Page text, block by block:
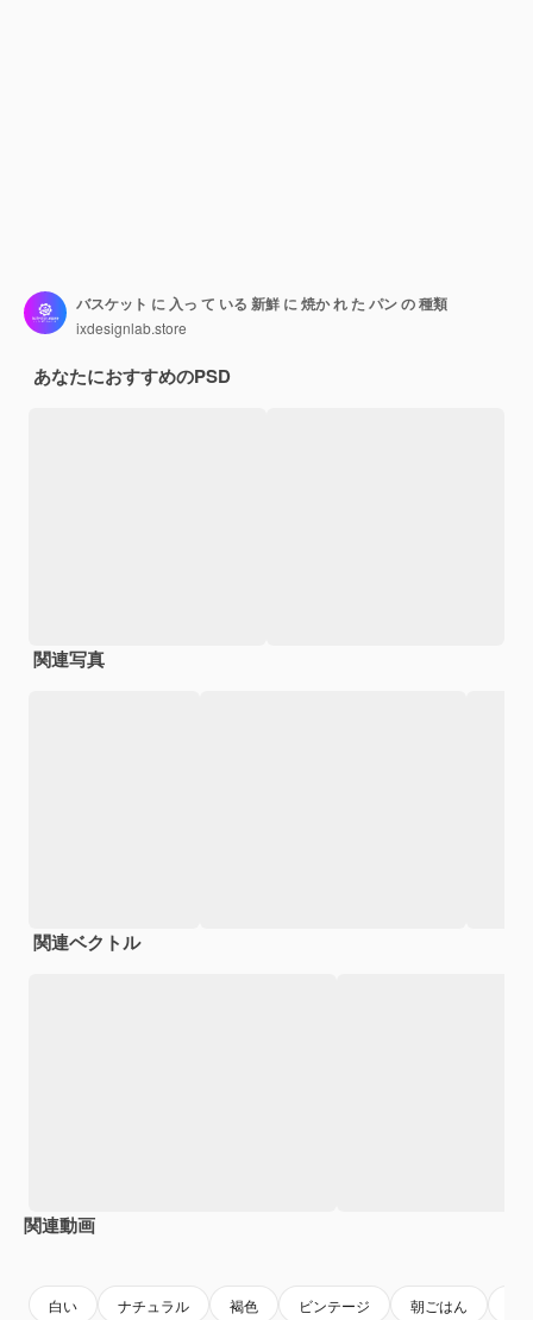
バスケット に 入っ て いる 新鮮 に 焼か れ た パン の 種類
ixdesignlab.store
あなたにおすすめのPSD
関連写真
関連ベクトル
関連動画
白い ナチュラル 褐色 ビンテージ 朝ごはん